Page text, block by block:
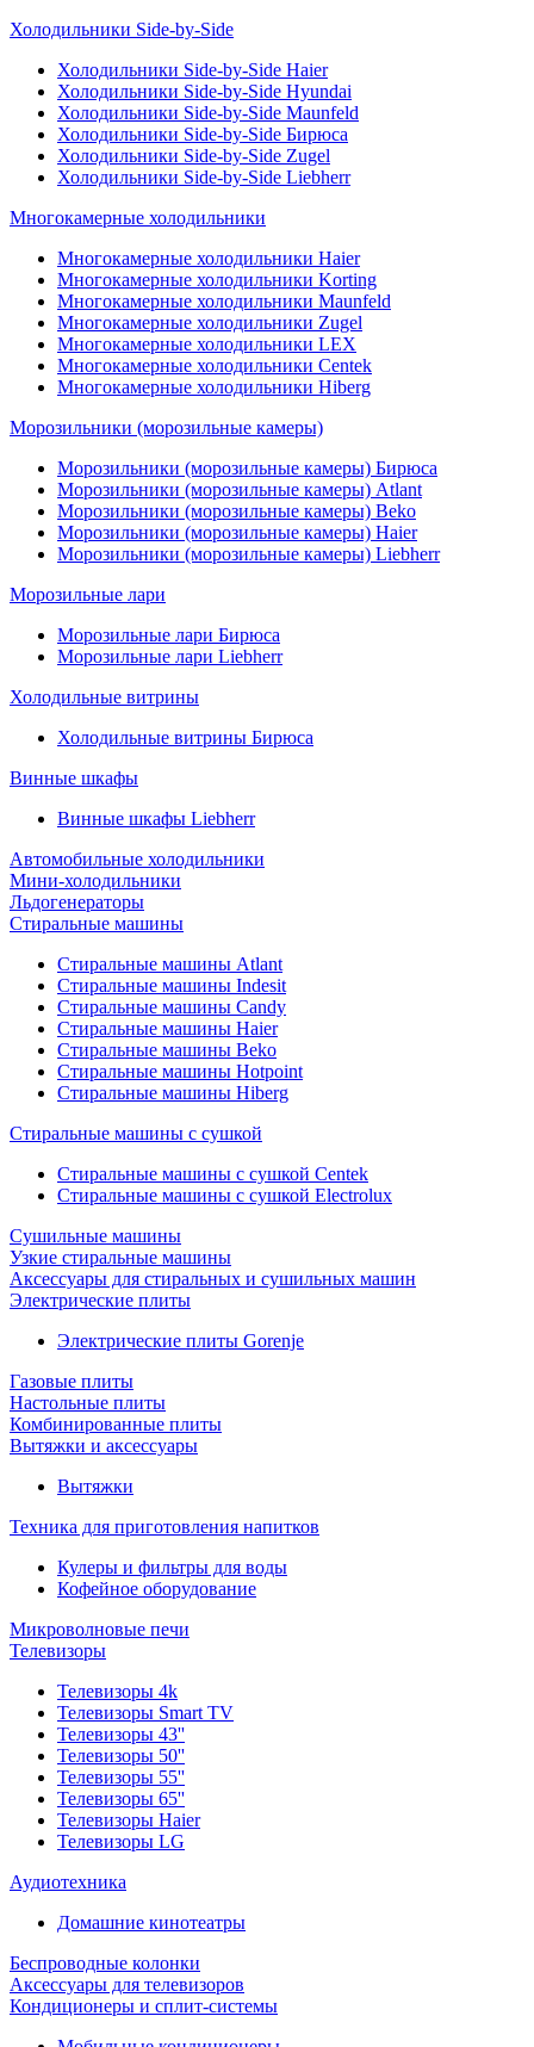
Холодильники Side-by-Side
Холодильники Side-by-Side Haier
Холодильники Side-by-Side Hyundai
Холодильники Side-by-Side Maunfeld
Холодильники Side-by-Side Бирюса
Холодильники Side-by-Side Zugel
Холодильники Side-by-Side Liebherr
Многокамерные холодильники
Многокамерные холодильники Haier
Многокамерные холодильники Korting
Многокамерные холодильники Maunfeld
Многокамерные холодильники Zugel
Многокамерные холодильники LEX
Многокамерные холодильники Centek
Многокамерные холодильники Hiberg
Морозильники (морозильные камеры)
Морозильники (морозильные камеры) Бирюса
Морозильники (морозильные камеры) Atlant
Морозильники (морозильные камеры) Beko
Морозильники (морозильные камеры) Haier
Морозильники (морозильные камеры) Liebherr
Морозильные лари
Морозильные лари Бирюса
Морозильные лари Liebherr
Холодильные витрины
Холодильные витрины Бирюса
Винные шкафы
Винные шкафы Liebherr
Автомобильные холодильники
Мини-холодильники
Льдогенераторы
Стиральные машины
Стиральные машины Atlant
Стиральные машины Indesit
Стиральные машины Candy
Стиральные машины Haier
Стиральные машины Beko
Стиральные машины Hotpoint
Стиральные машины Hiberg
Стиральные машины с сушкой
Стиральные машины с сушкой Centek
Стиральные машины с сушкой Electrolux
Сушильные машины
Узкие стиральные машины
Аксессуары для стиральных и сушильных машин
Электрические плиты
Электрические плиты Gorenje
Газовые плиты
Настольные плиты
Комбинированные плиты
Вытяжки и аксессуары
Вытяжки
Техника для приготовления напитков
Кулеры и фильтры для воды
Кофейное оборудование
Микроволновые печи
Телевизоры
Телевизоры 4k
Телевизоры Smart TV
Телевизоры 43''
Телевизоры 50''
Телевизоры 55''
Телевизоры 65''
Телевизоры Haier
Телевизоры LG
Аудиотехника
Домашние кинотеатры
Беспроводные колонки
Аксессуары для телевизоров
Кондиционеры и сплит-системы